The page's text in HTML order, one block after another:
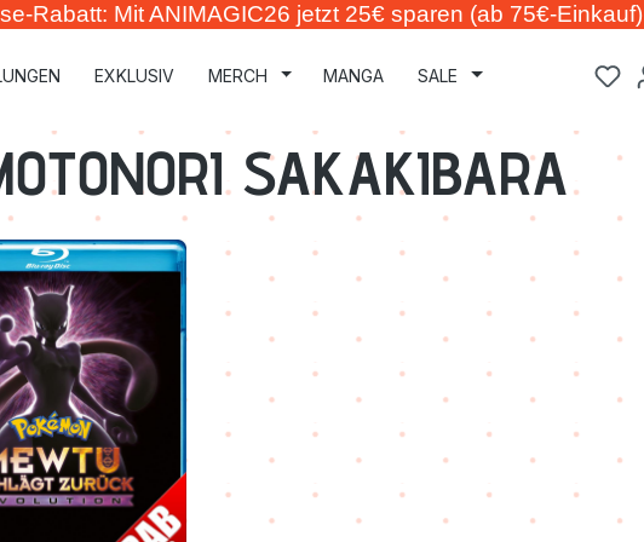
Rabatt: Mit ANIMAGIC26 jetzt 25€ sparen (ab 75€-Einkauf)
EXKLUSIV MERCH MANGA SALE
SAKAKIBARA